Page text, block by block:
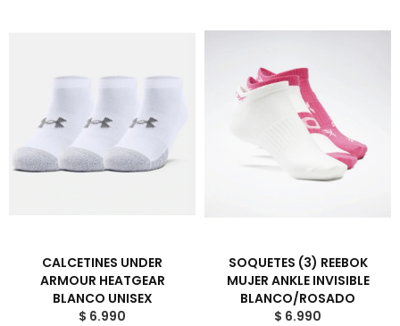
CALCETINES UNDER
ARMOUR HEATGEAR
BLANCO UNISEX
$ 6.990
SOQUETES (3) REEBOK
MUJER ANKLE INVISIBLE
BLANCO/ROSADO
$ 6.990